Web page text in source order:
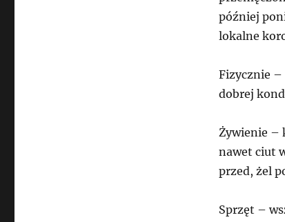
później
lokalne
Fizycznie –
dobrej
Żywienie –
nawet ciut
przed, żel
Sprzęt –